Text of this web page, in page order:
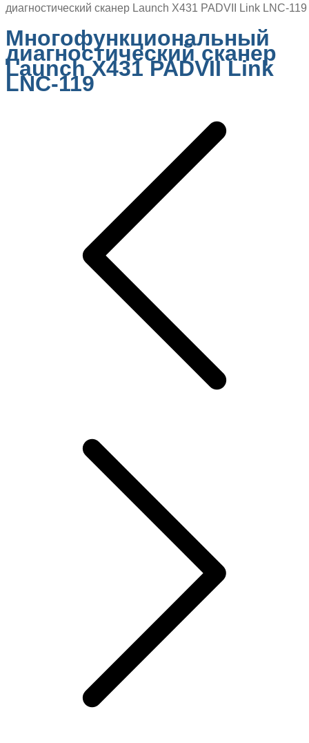
диагностический сканер Launch X431 PADVII Link LNC-119
Многофункциональный
диагностический сканер
Launch X431 PADVII Link
LNC-119